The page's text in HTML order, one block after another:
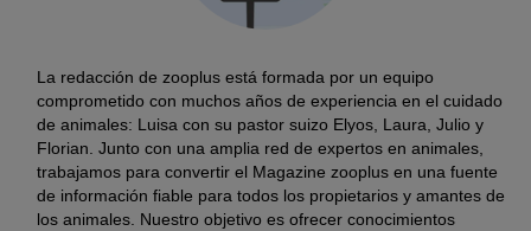
La redacción de zooplus está formada por un equipo
comprometido con muchos años de experiencia en el cuidado
de animales: Luisa con su pastor suizo Elyos, Laura, Julio y
Florian. Junto con una amplia red de expertos en animales,
trabajamos para convertir el Magazine zooplus en una fuente
de información fiable para todos los propietarios y amantes de
los animales. Nuestro objetivo es ofrecer conocimientos